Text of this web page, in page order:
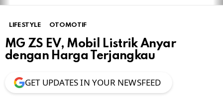
LIFESTYLE OTOMOTIF
MG ZS EV, Mobil Listrik Anyar
dengan Harga Terjangkau
GET UPDATES IN YOUR NEWSFEED